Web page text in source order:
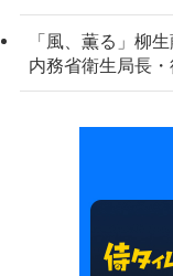
「風、薫る」柳
内務省衛生局長